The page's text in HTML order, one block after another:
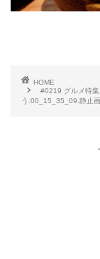
HOME
#0219 グルメ特
う.00_15_35_09.静止